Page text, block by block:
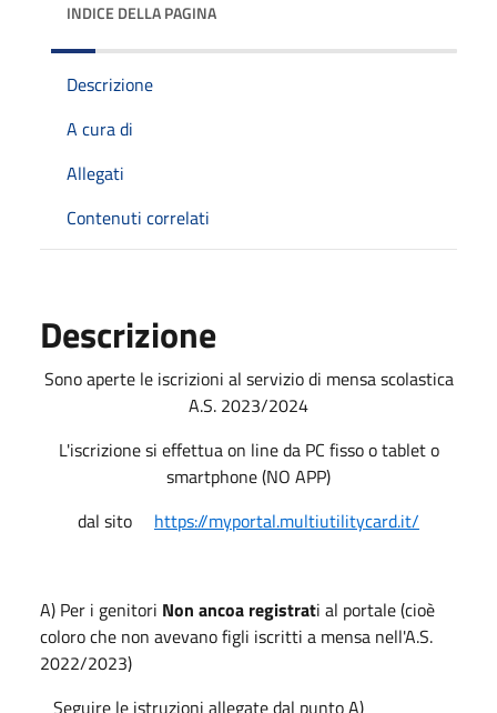
INDICE DELLA PAGINA
Descrizione
A cura di
Allegati
Contenuti correlati
Descrizione
Sono aperte le iscrizioni al servizio di mensa scolastica
A.S. 2023/2024
L'iscrizione si effettua on line da PC fisso o tablet o
smartphone (NO APP)
dal sito https://myportal.multiutilitycard.it/
A) Per i genitori Non ancoa registrati al portale (cioè
coloro che non avevano figli iscritti a mensa nell'A.S.
2022/2023)
Seguire le istruzioni allegate dal punto A)